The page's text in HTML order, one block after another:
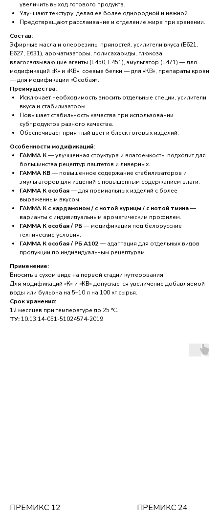
увеличить выход готового продукта.
Улучшают текстуру, делая её более однородной и нежной.
Предотвращают расслаивание и отделение жира при хранении.
Состав:
Эфирные масла и олеорезины пряностей, усилители вкуса (E621,
E627, E631), ароматизаторы, полисахариды, глюкоза,
влагосвязывающие агенты (E450, E451), эмульгатор (E471) — для
модификаций «К» и «КВ», соевые белки — для «КВ», препараты крови
— для модификации «Особая».
Преимущества:
Исключает необходимость вносить отдельные специи, усилители
вкуса и стабилизаторы.
Повышает стабильность качества при использовании
субпродуктов разного качества.
Обеспечивает приятный цвет и блеск готовых изделий.
Особенности модификаций:
ГАММА К— улучшенная структура и влагоёмкость, подходит для
большинства рецептур паштетов и ливерных.
ГАММА КВ— повышенное содержание стабилизаторов и
эмульгаторов для изделий с повышенным содержанием влаги.
ГАММА К особая— для премиальных изделий с более
выраженным вкусом.
ГАММА К с кардамоном / с нотой курицы / с нотой тмина—
варианты с индивидуальным ароматическим профилем.
ГАММА К особая / РБ— модификация под белорусские
технические условия.
ГАММА К особая / РБ A102— адаптация для отдельных видов
продукции по индивидуальным рецептурам.
Применение:
Вносить в сухом виде на первой стадии куттерования.
Для модификаций «К» и «КВ» допускается увеличение добавляемой
воды или бульона на 5–10 л на 100 кг сырья.
Срок хранения:
12 месяцев при температуре до 25 °C.
ТУ: 10.13.14-051-51024574-2019
ПРЕМИКС 12 ПРЕМИКС 24